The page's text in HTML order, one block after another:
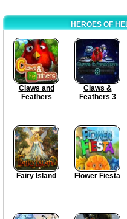
HEROES OF
Claws and
Feathers
Claws &
Feathers 3
Fairy Island Flower Fiesta